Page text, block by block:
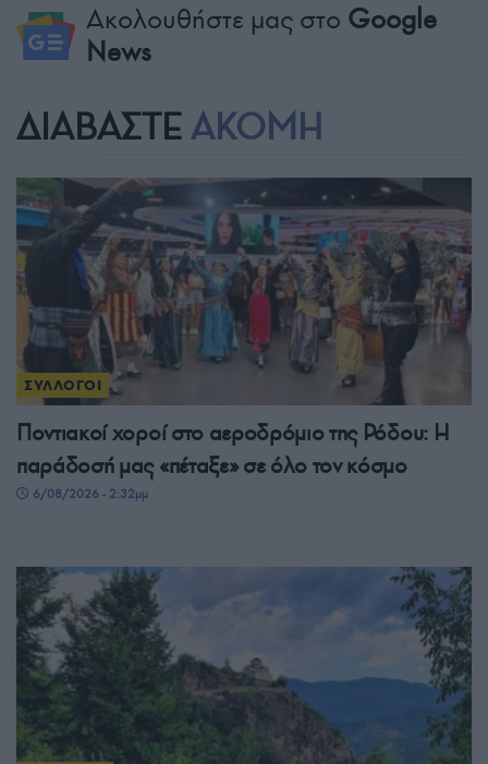
Ακολουθήστε μας στο Google
News
ΔΙΑΒΑΣΤΕ ΑΚΟΜΗ
ΣΥΛΛΟΓΟΙ
Ποντιακοί χοροί στο αεροδρόμιο της Ρόδου: Η
παράδοσή μας «πέταξε» σε όλο τον κόσμο
6/08/2026 - 2:32μμ